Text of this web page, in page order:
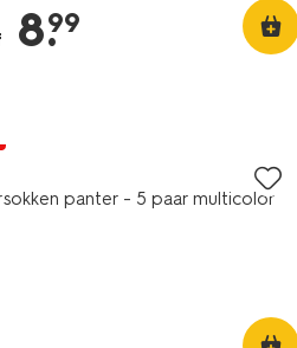
8.
99
panter - 5 paar multicolor